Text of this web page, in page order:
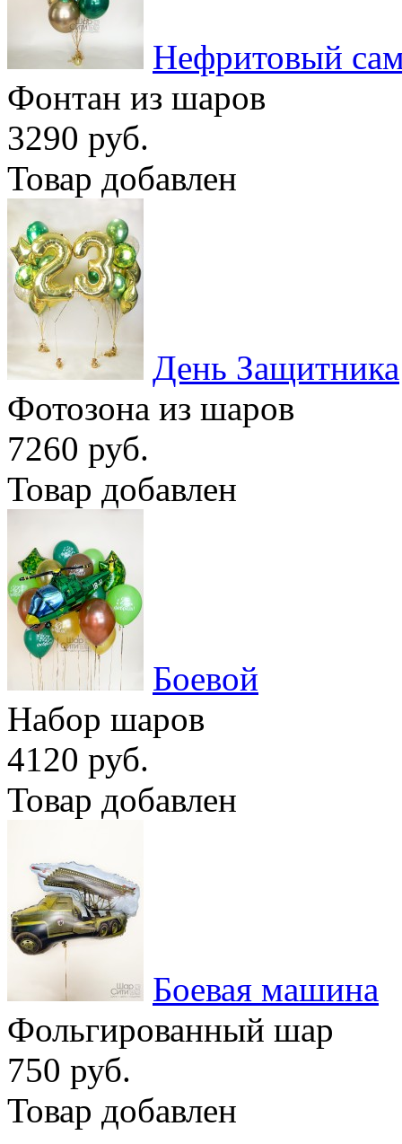
Нефритовый
Фонтан из шаров
3290 руб.
Товар добавлен
День Защитника
Фотозона из шаров
7260 руб.
Товар добавлен
Боевой
Набор шаров
4120 руб.
Товар добавлен
Боевая машина
Фольгированный шар
750 руб.
Товар добавлен